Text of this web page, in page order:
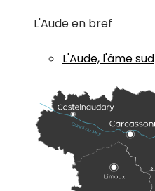
L'Aude en bref
L'Aude, l'âme sud